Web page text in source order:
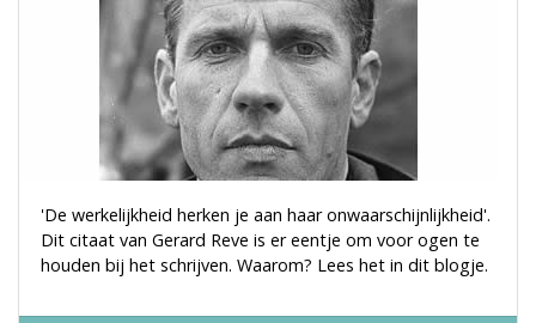
'De werkelijkheid herken je aan haar onwaarschijnlijkheid'.
Dit citaat van Gerard Reve is er eentje om voor ogen te
houden bij het schrijven. Waarom? Lees het in dit blogje.